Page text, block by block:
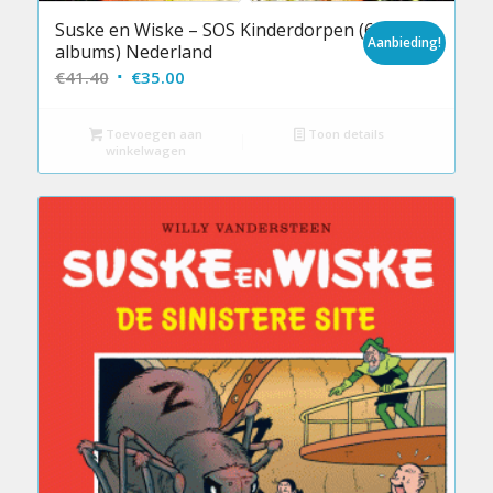
Suske en Wiske – SOS Kinderdorpen (6
albums) Nederland
€41.40 Oorspronkelijke
was:
€41.40.
€35.00Huidige
is:
€35.00.
Aanbieding!
Toevoegen aan
winkelwagen
Toon details